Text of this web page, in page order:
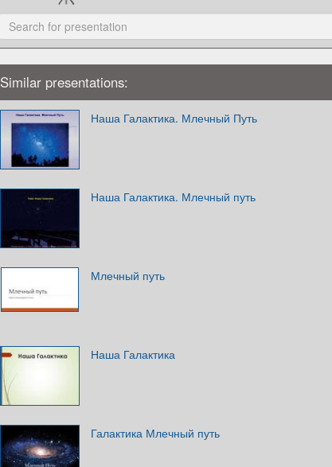
Similar presentations:
Наша Галактика. Млечный Путь
Наша Галактика. Млечный путь
Млечный путь
Наша Галактика
Галактика Млечный путь